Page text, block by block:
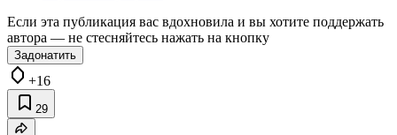
Если эта публикация вас вдохновила и вы хотите поддержать
автора — не стесняйтесь нажать на кнопку
Задонатить
+16
29